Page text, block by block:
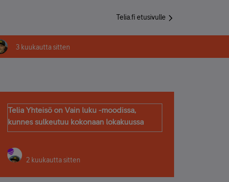
Telia.fi etusivulle
3 kuukautta sitten
Telia Yhteisö on Vain luku -moodissa,
kunnes sulkeutuu kokonaan lokakuussa
2 kuukautta sitten